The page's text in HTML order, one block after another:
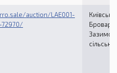
auction/LAE001-
72970/